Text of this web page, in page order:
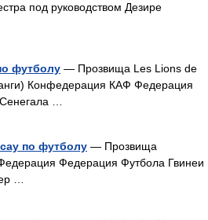
под руководством Дезире
футболу — Прозвища Les Lions de
Конфедерация КАФ Федерация
…
по футболу — Прозвища
Федерация Футбола Гвинеи
…